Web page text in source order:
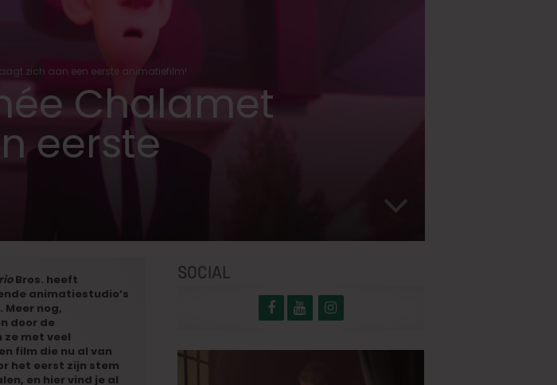
zich aan een eerste animatiefilm!
Chalamet
eerste
Bros. heeft
animatiestudio’s
nog,
door de
met veel
film die nu al van
het eerst zijn stem
en hier vind je al
SOCIAL